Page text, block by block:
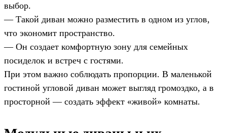
выбор.
— Такой диван можно разместить в одном из углов,
что экономит пространство.
— Он создает комфортную зону для семейных
посиделок и встреч с гостями.
При этом важно соблюдать пропорции. В маленькой
гостиной угловой диван может выгляд громоздко, а в
просторной — создать эффект «живой» комнаты.